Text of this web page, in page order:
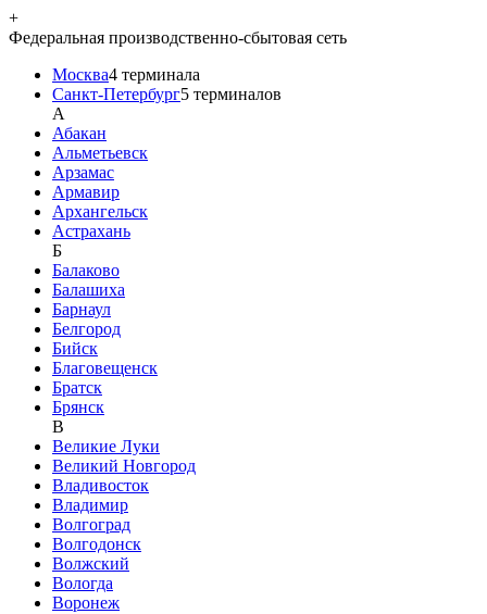
+
Федеральная производственно-сбытовая сеть
Москва4 терминала
Санкт-Петербург5 терминалов
A
Абакан
Альметьевск
Арзамас
Армавир
Архангельск
Астрахань
Б
Балаково
Балашиха
Барнаул
Белгород
Бийск
Благовещенск
Братск
Брянск
В
Великие Луки
Великий Новгород
Владивосток
Владимир
Волгоград
Волгодонск
Волжский
Вологда
Воронеж